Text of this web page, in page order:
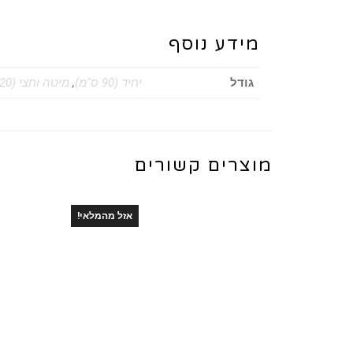
מידע נוסף
גודל יחיד (90 ס"מ) , מיטה וחצי (120 ס"מ)
מוצרים קשורים
אזל מהמלאי!